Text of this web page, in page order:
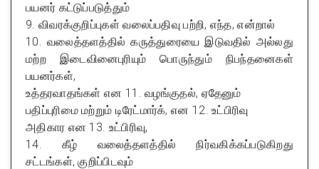
பயனர் கட்டுப்படுத்தும்
9. விவரக்குறிப்புகள் வலைப்பதிவு பற்றி, எந்த, என்றால்
10. வலைத்தளத்தில் கருத்துரையை இடுவதில் அல்லது
மற்ற இடைவினைபுரியும் பொருந்தும் நிபந்தனைகள்
பயனர்கள்,
உத்தரவாதங்கள் என 11. வழங்குதல், ஏதேனும்
பதிப்புரிமை மற்றும் டிரேட்மார்க், என 12. உட்பிரிவு
அதிகார என 13. உட்பிரிவு,
14. கீழ் வலைத்தளத்தில் நிர்வகிக்கப்படுகிறது
சட்டங்கள், குறிப்பிடவும்